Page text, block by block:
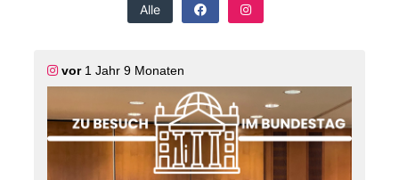
Alle
vor1 Jahr 9 Monaten